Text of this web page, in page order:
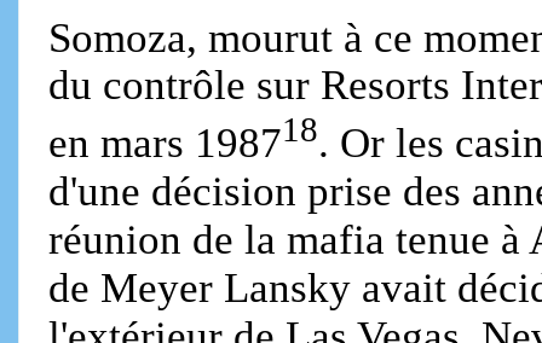
Somoza, mourut à ce
du contrôle sur Resorts
en mars 198718. Or les
d'une décision prise des
réunion de la mafia tenue
de Meyer Lansky avait